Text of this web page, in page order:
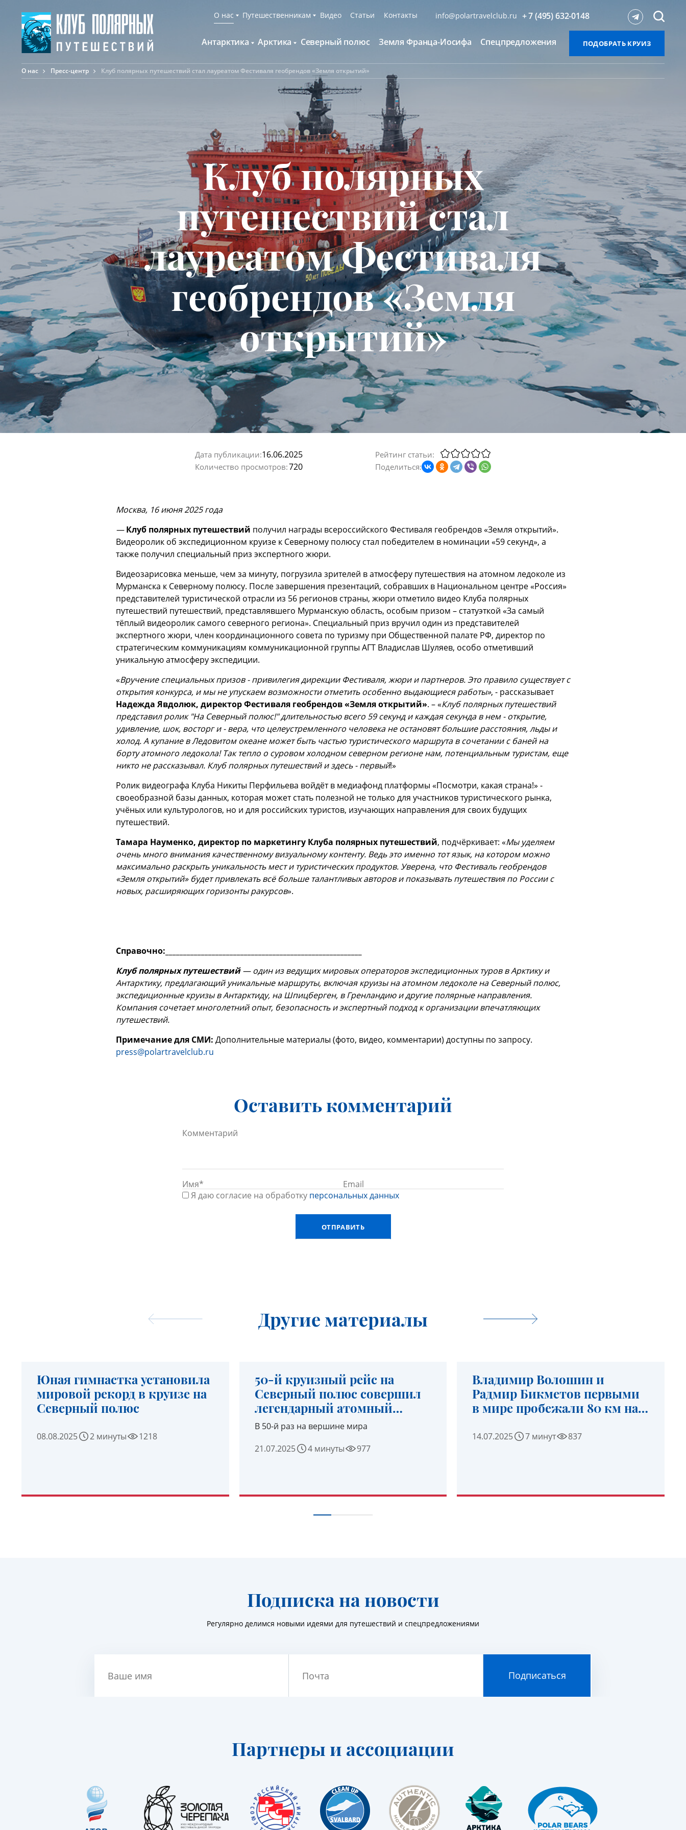
О нас
О компании
С нами путешествуют
Экспедиционная команда
Пресс-центр
Наши партнёры
Вакансии
Контакты
Обратная связь
Путешественникам
Русскоязычные группы
Наши суда
Дополнительные опции
Фирменная парка
Что брать с собой
Клуб привилегий
Каталоги
Отзывы
Вопросы и ответы
Специальные мероприятия
Подарочный сертификат
Видео Статьи Контакты info@polartravelclub.ru + 7 (495) 632-0148
Антарктика
Антарктида и Южный полярный круг
Континент Антарктида Классика
Континент Антарктида Новый год
Фолклендские о-ва и Южная Георгия
Фолклендские о-ва, Южная Георгия и
Антарктида
Арктика
Британские острова
Гренландия
Исландия
Шпицберген
Северный полюс Земля Франца-Иосифа Спецпредложения ПОДОБРАТЬ КРУИЗ
О нас Пресс-центр Клуб полярных путешествий стал лауреатом Фестиваля геобрендов «Земля открытий»
Клуб полярных
путешествий стал
лауреатом Фестиваля
геобрендов «Земля
открытий»
Дата публикации:16.06.2025
Количество просмотров:720
Рейтинг статьи:
Поделиться:
Москва, 16 июня 2025 года
— Клуб полярных путешествий получил награды всероссийского Фестиваля геобрендов «Земля открытий».
Видеоролик об экспедиционном круизе к Северному полюсу стал победителем в номинации «59 секунд», а
также получил специальный приз экспертного жюри.
Видеозарисовка меньше, чем за минуту, погрузила зрителей в атмосферу путешествия на атомном ледоколе из
Мурманска к Северному полюсу. После завершения презентаций, собравших в Национальном центре «Россия»
представителей туристической отрасли из 56 регионов страны, жюри отметило видео Клуба полярных
путешествий путешествий, представлявшего Мурманскую область, особым призом – статуэткой «За самый
тёплый видеоролик самого северного региона». Специальный приз вручил один из представителей
экспертного жюри, член координационного совета по туризму при Общественной палате РФ, директор по
стратегическим коммуникациям коммуникационной группы АГТ Владислав Шуляев, особо отметивший
уникальную атмосферу экспедиции.
«Вручение специальных призов - привилегия дирекции Фестиваля, жюри и партнеров. Это правило существует с
открытия конкурса, и мы не упускаем возможности отметить особенно выдающиеся работы», - рассказывает
Надежда Явдолюк, директор Фестиваля геобрендов «Земля открытий». – «Клуб полярных путешествий
представил ролик "На Северный полюс!" длительностью всего 59 секунд и каждая секунда в нем - открытие,
удивление, шок, восторг и - вера, что целеустремленного человека не остановят большие расстояния, льды и
холод. А купание в Ледовитом океане может быть частью туристического маршрута в сочетании с баней на
борту атомного ледокола! Так тепло о суровом холодном северном регионе нам, потенциальным туристам, еще
никто не рассказывал. Клуб полярных путешествий и здесь - первый!»
Ролик видеографа Клуба Никиты Перфильева войдёт в медиафонд платформы «Посмотри, какая страна!» -
своеобразной базы данных, которая может стать полезной не только для участников туристического рынка,
учёных или культурологов, но и для российских туристов, изучающих направления для своих будущих
путешествий.
Тамара Науменко, директор по маркетингу Клуба полярных путешествий, подчёркивает: «Мы уделяем
очень много внимания качественному визуальному контенту. Ведь это именно тот язык, на котором можно
максимально раскрыть уникальность мест и туристических продуктов. Уверена, что Фестиваль геобрендов
«Земля открытий» будет привлекать всё больше талантливых авторов и показывать путешествия по России с
новых, расширяющих горизонты ракурсов».
Справочно:_______________________________________________________
Клуб полярных путешествий— один из ведущих мировых операторов экспедиционных туров в Арктику и
Антарктику, предлагающий уникальные маршруты, включая круизы на атомном ледоколе на Северный полюс,
экспедиционные круизы в Антарктиду, на Шпицберген, в Гренландию и другие полярные направления.
Компания сочетает многолетний опыт, безопасность и экспертный подход к организации впечатляющих
путешествий.
Примечание для СМИ: Дополнительные материалы (фото, видео, комментарии) доступны по запросу.
press@polartravelclub.ru
Оставить комментарий
Я даю согласие на обработку персональных данных
Другие материалы
Юная гимнастка установила
мировой рекорд в круизе на
Северный полюс
08.08.2025 2 минуты 1218
УЗНАТЬ ПОДРОБНЕЕ
50-й круизный рейс на
Северный полюс совершил
легендарный атомный
ледокол «50 лет Победы»
В 50-й раз на вершине мира
21.07.2025
4 минуты 977
УЗНАТЬ ПОДРОБНЕЕ
Владимир Волошин и
Радмир Бикметов первыми
в мире пробежали 80 км на
14.07.2025 7 минут 837
УЗНАТЬ ПОДРОБНЕЕ
Подписка на новости
Регулярно делимся новыми идеями для путешествий и спецпредложениями
Ваше имя Почта Подписаться
Партнеры и ассоциации